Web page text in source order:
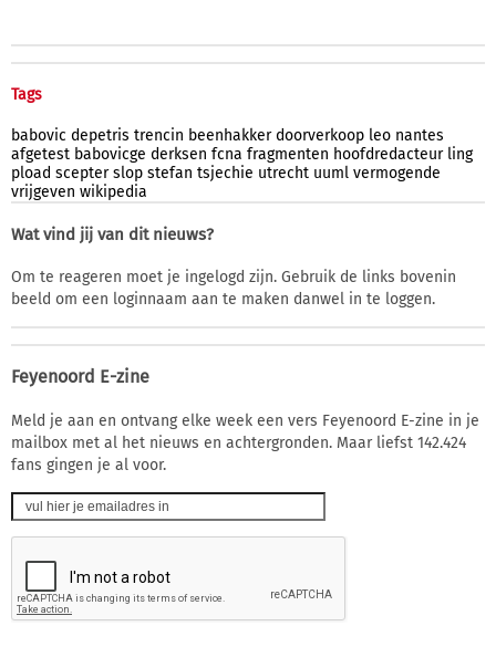
Tags
babovic depetris trencin beenhakker doorverkoop leo nantes
afgetest babovicge derksen fcna fragmenten hoofdredacteur ling
pload scepter slop stefan tsjechie utrecht uuml vermogende
vrijgeven wikipedia
Wat vind jij van dit nieuws?
Om te reageren moet je ingelogd zijn. Gebruik de links bovenin
beeld om een loginnaam aan te maken danwel in te loggen.
Feyenoord E-zine
Meld je aan en ontvang elke week een vers Feyenoord E-zine in je
mailbox met al het nieuws en achtergronden. Maar liefst 142.424
fans gingen je al voor.